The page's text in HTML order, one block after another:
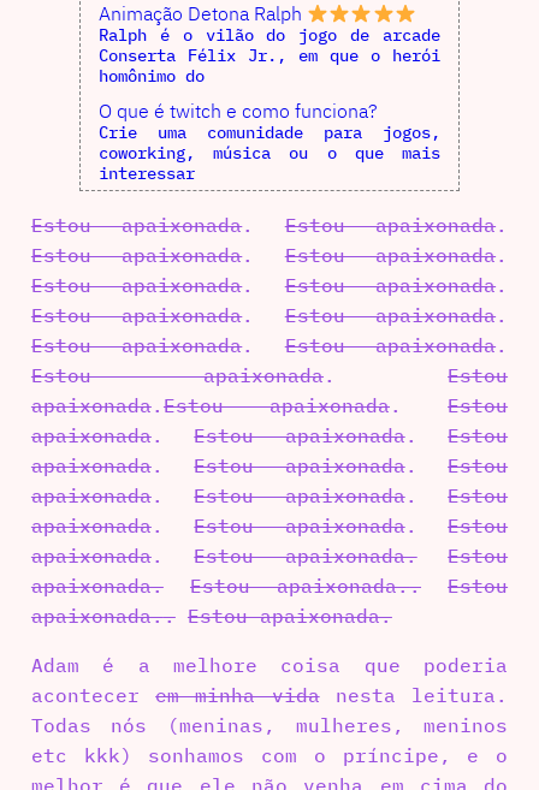
Animação Detona Ralph
Ralph é o vilão do jogo de arcade
Conserta Félix Jr., em que o herói
homônimo do
O que é twitch e como funciona?
Crie uma comunidade para jogos,
coworking, música ou o que mais
interessar
Estou apaixonada.Estou apaixonada.
Estou apaixonada.Estou apaixonada.
Estou apaixonada.Estou apaixonada.
Estou apaixonada.Estou apaixonada.
Estou apaixonada.Estou apaixonada.
Estou apaixonada.Estou
apaixonada. Estou apaixonada.Estou
apaixonada.Estou apaixonada.Estou
apaixonada.Estou apaixonada.Estou
apaixonada.Estou apaixonada.Estou
apaixonada.Estou apaixonada.Estou
apaixonada.Estou apaixonada.
Estou
apaixonada.
Estou apaixonada..
Estou
apaixonada.. Estou apaixonada.
Adam é a melhore coisa que poderia
acontecerem minha vidanesta leitura.
Todas nós (meninas, mulheres, meninos
etc kkk) sonhamos com o príncipe, e o